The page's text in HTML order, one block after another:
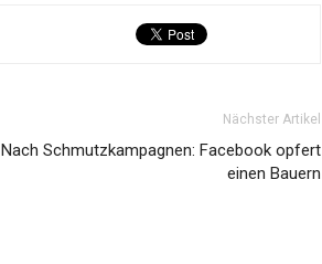
Nächster Artikel
Nach Schmutzkampagnen: Facebook opfert
einen Bauern